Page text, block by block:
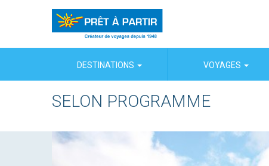
DESTINATIONS VOYAGES
SELON PROGRAMME